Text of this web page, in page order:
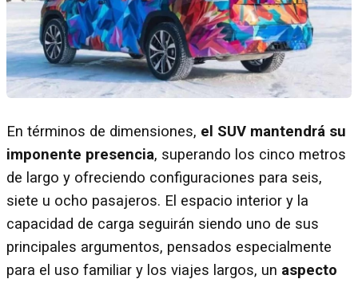
En términos de dimensiones, el SUV mantendrá su
imponente presencia, superando los cinco metros
de largo y ofreciendo configuraciones para seis,
siete u ocho pasajeros. El espacio interior y la
capacidad de carga seguirán siendo uno de sus
principales argumentos, pensados especialmente
para el uso familiar y los viajes largos, un aspecto